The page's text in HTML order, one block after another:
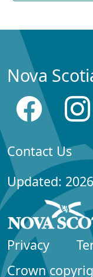
Nova
Contact Us
Updated:
Privacy
Crown